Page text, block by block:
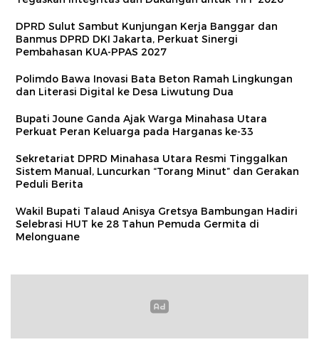
DPRD Sulut Sambut Kunjungan Kerja Banggar dan
Banmus DPRD DKI Jakarta, Perkuat Sinergi
Pembahasan KUA-PPAS 2027
Polimdo Bawa Inovasi Bata Beton Ramah Lingkungan
dan Literasi Digital ke Desa Liwutung Dua
Bupati Joune Ganda Ajak Warga Minahasa Utara
Perkuat Peran Keluarga pada Harganas ke-33
Sekretariat DPRD Minahasa Utara Resmi Tinggalkan
Sistem Manual, Luncurkan “Torang Minut” dan Gerakan
Peduli Berita
Wakil Bupati Talaud Anisya Gretsya Bambungan Hadiri
Selebrasi HUT ke 28 Tahun Pemuda Germita di
Melonguane